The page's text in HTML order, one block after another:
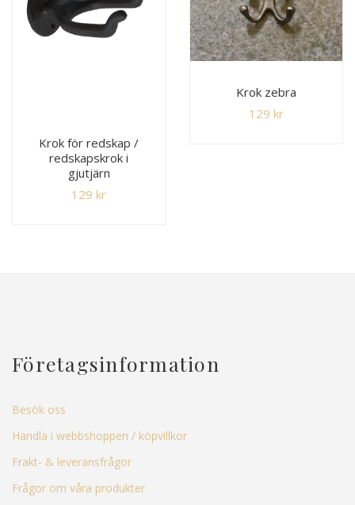
Krok för redskap /
redskapskrok i
gjutjärn
129 kr
Krok zebra
129 kr
Företagsinformation
Besök oss
Handla i webbshoppen / köpvillkor
Frakt- & leveransfrågor
Frågor om våra produkter